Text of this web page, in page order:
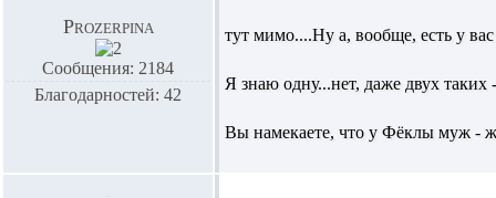
Prozerpina
Сообщения: 2184
Благодарностей: 42
тут мимо....Ну а, вообще, есть у
Я знаю одну...нет, даже двух
Вы намекаете, что у Фёклы муж -